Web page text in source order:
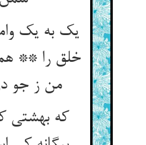
یک به یک
خلق را **
من ز جو
که بهشتی